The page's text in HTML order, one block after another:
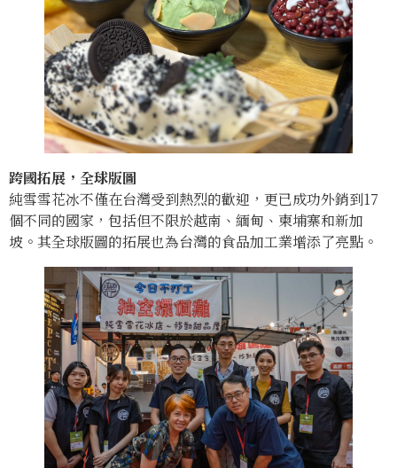
跨國拓展，全球版圖
純雪雪花冰不僅在台灣受到熱烈的歡迎，更已成功外銷到17
個不同的國家，包括但不限於越南、緬甸、柬埔寨和新加
坡。其全球版圖的拓展也為台灣的食品加工業增添了亮點。